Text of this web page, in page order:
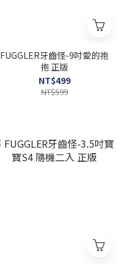
FUGGLER牙齒怪-9吋愛的抱
抱 正版
NT$499
NT$599